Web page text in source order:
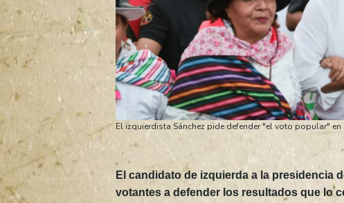
El izquierdista Sánchez pide defender "el voto popular"
El candidato de izquierda a la presidencia
votantes a defender los resultados que lo